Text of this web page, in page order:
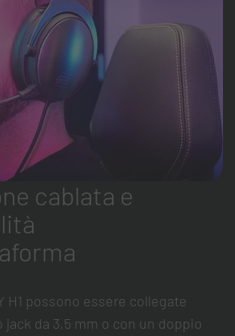
cablata e
H1 possono essere collegate
da 3,5 mm o con un doppio